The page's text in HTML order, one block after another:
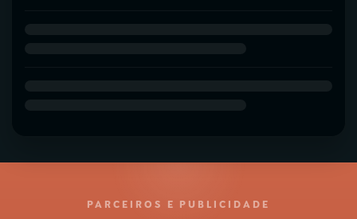
PARCEIROS E PUBLICIDADE